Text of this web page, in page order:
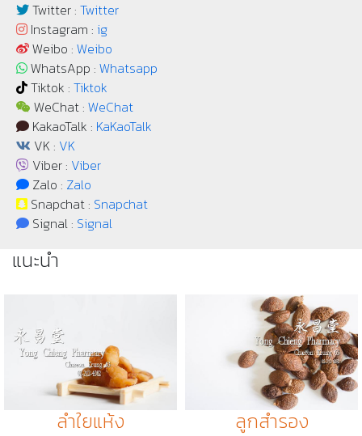
Twitter : Twitter
Instagram : ig
Weibo : Weibo
WhatsApp : Whatsapp
Tiktok : Tiktok
WeChat : WeChat
KakaoTalk : KaKaoTalk
VK : VK
Viber : Viber
Zalo : Zalo
Snapchat : Snapchat
Signal : Signal
แนะนำ
ลำใยแห้ง ลูกสำรอง